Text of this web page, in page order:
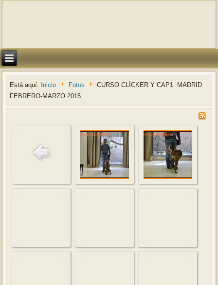
Está aquí: Inicio Fotos
CURSO CLÍCKER Y CAP1. MADRID
FEBRERO-MARZO 2015